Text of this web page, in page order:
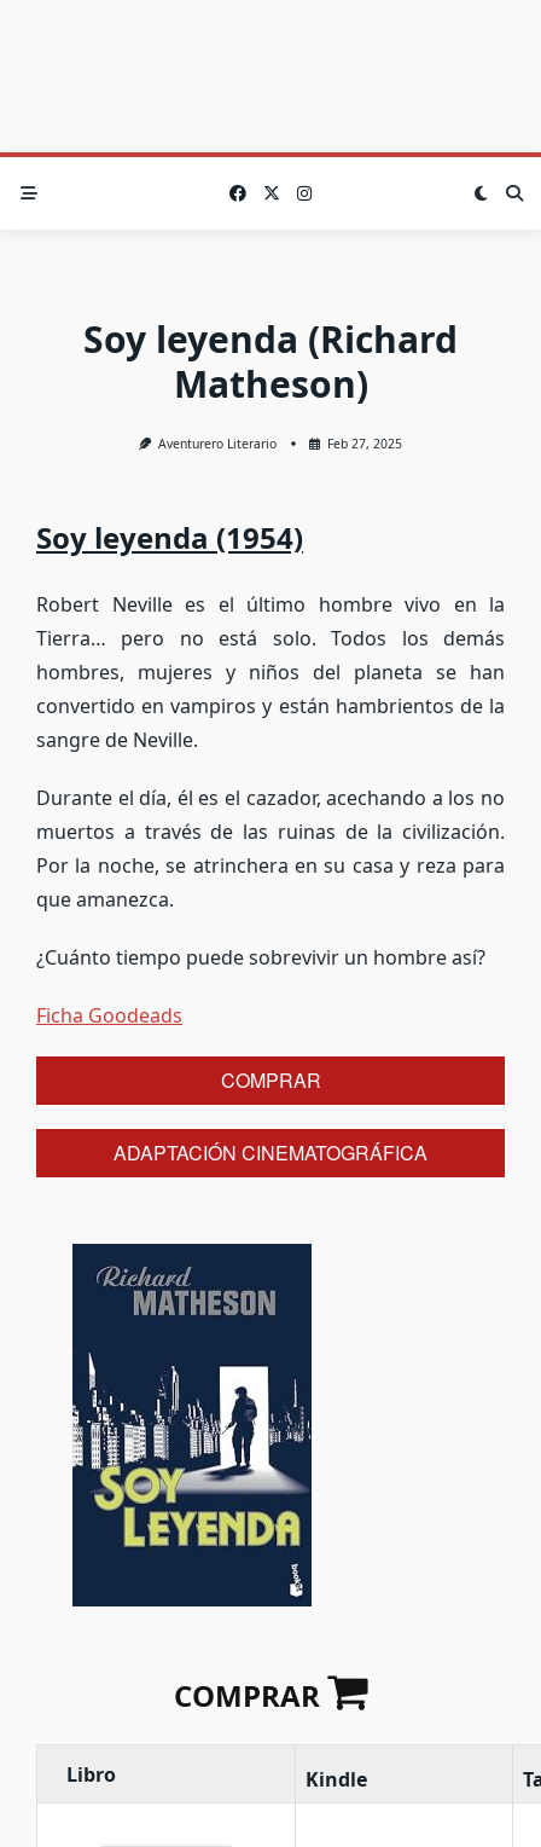
Soy leyenda (Richard
Matheson)
Aventurero Literario Feb 27, 2025
Soy leyenda (1954)
Robert Neville es el último hombre vivo en la
Tierra… pero no está solo. Todos los demás
hombres, mujeres y niños del planeta se han
convertido en vampiros y están hambrientos de la
sangre de Neville.
Durante el día, él es el cazador, acechando a los no
muertos a través de las ruinas de la civilización.
Por la noche, se atrinchera en su casa y reza para
que amanezca.
¿Cuánto tiempo puede sobrevivir un hombre así?
Ficha Goodeads
COMPRAR
ADAPTACIÓN CINEMATOGRÁFICA
COMPRAR
Libro Kindle